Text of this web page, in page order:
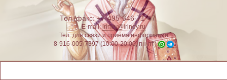
Тел./факс: +7-495-646-71-47
E-mail:iriney@iriney.ru
Тел. для связи и приёма информации
8-916-005-7397 (10:00-20:00, пн-пт)